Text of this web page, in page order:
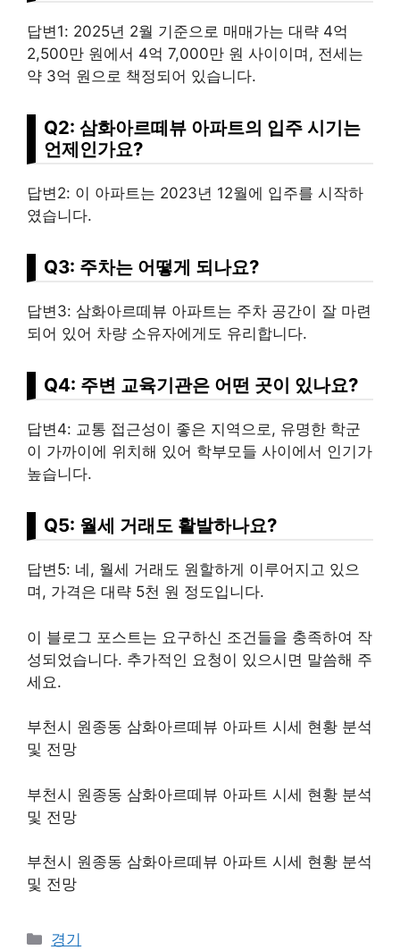
답변1: 2025년 2월 기준으로 매매가는 대략 4억
2,500만 원에서 4억 7,000만 원 사이이며, 전세는
약 3억 원으로 책정되어 있습니다.
Q2: 삼화아르떼뷰 아파트의 입주 시기는
언제인가요?
답변2: 이 아파트는 2023년 12월에 입주를 시작하
였습니다.
Q3: 주차는 어떻게 되나요?
답변3: 삼화아르떼뷰 아파트는 주차 공간이 잘 마련
되어 있어 차량 소유자에게도 유리합니다.
Q4: 주변 교육기관은 어떤 곳이 있나요?
답변4: 교통 접근성이 좋은 지역으로, 유명한 학군
이 가까이에 위치해 있어 학부모들 사이에서 인기가
높습니다.
Q5: 월세 거래도 활발하나요?
답변5: 네, 월세 거래도 원할하게 이루어지고 있으
며, 가격은 대략 5천 원 정도입니다.
이 블로그 포스트는 요구하신 조건들을 충족하여 작
성되었습니다. 추가적인 요청이 있으시면 말씀해 주
세요.
부천시 원종동 삼화아르떼뷰 아파트 시세 현황 분석
및 전망
부천시 원종동 삼화아르떼뷰 아파트 시세 현황 분석
및 전망
부천시 원종동 삼화아르떼뷰 아파트 시세 현황 분석
및 전망
Categories
경기